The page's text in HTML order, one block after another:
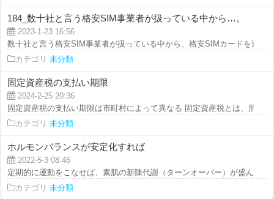
184_数十社と言う格安SIM事業者が扱っている中から…。
2023-1-23 16:56
数十社と言う格安SIM事業者が扱っている中から、格安SIMカードを選抜
カテゴリ 未分類
固定資産税の支払い期限
2024-2-25 20:36
固定資産税の支払い期限は市町村によって異なる 固定資産税とは、所有
カテゴリ 未分類
ホルモンバランスが安定化すれば
2022-5-3 08:46
定期的に運動をこなせば、素肌の新陳代謝（ターンオーバー）が盛んにな
カテゴリ 未分類